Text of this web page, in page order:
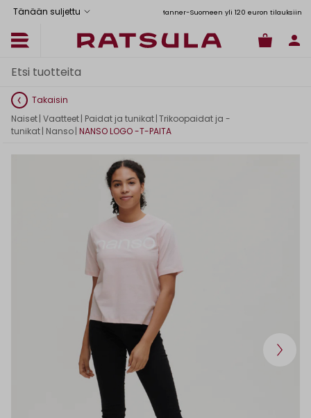
Tänään suljettuToimituskulut alk. 6,90€
Ilmainen toimitus Manner-Suomeen yli 120 euron tilauksiin
Takaisin
Naiset| Vaatteet| Paidat ja tunikat |Trikoopaidat ja -
tunikat| Nanso| NANSO LOGO -T-PAITA